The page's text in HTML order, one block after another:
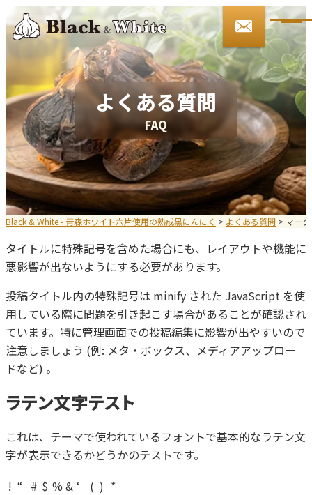
090-3146-4509
9:00～17:00 土日・祝祭日を除く
ご注文・お問い合わせ
HOME
Black&Whiteとは
お知らせ
会社案内
プライバシーポリシー
よくある質問
FAQ
Black & White - 青森ホワイト六片使用の熟成黒にんにく > よくある質問 > マー
タイトルに特殊記号を含めた場合にも、レイアウトや機能に
悪影響が出ないようにする必要があります。
投稿タイトル内の特殊記号は minify された JavaScript を使
用している際に問題を引き起こす場合があることが確認され
ています。特に管理画面での投稿編集に影響が出やすいので
注意しましょう (例: メタ・ボックス、メディアアップロー
ドなど) 。
ラテン文字テスト
これは、テーマで使われているフォントで基本的なラテン文
字が表示できるかどうかのテストです。
! “ # $ % & ‘ ( ) *